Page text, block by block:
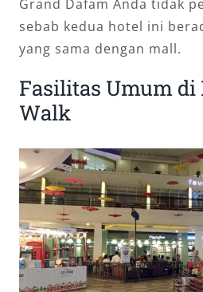
Grand Dafam Anda tidak
sebab kedua hotel ini
yang sama dengan mall.
Fasilitas Umum di
Walk